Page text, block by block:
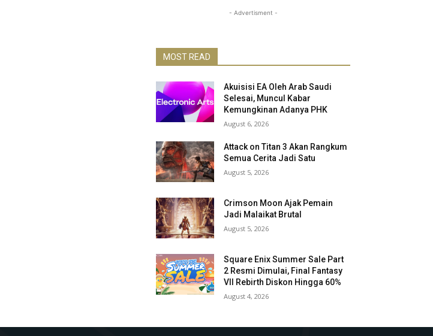
- Advertisment -
MOST READ
Akuisisi EA Oleh Arab Saudi
Selesai, Muncul Kabar
Kemungkinan Adanya PHK
August 6, 2026
Attack on Titan 3 Akan Rangkum
Semua Cerita Jadi Satu
August 5, 2026
Crimson Moon Ajak Pemain
Jadi Malaikat Brutal
August 5, 2026
Square Enix Summer Sale Part
2 Resmi Dimulai, Final Fantasy
VII Rebirth Diskon Hingga 60%
August 4, 2026